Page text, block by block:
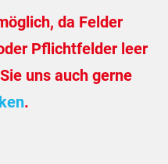
da Felder
Pflichtfelder leer
uns auch gerne
.